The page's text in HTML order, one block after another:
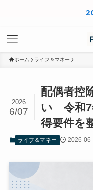
2026年
ホーム ライフ＆マネー
配偶者控
い 令和7
得要件を
2026
6/07
ライフ＆マネー 2026-